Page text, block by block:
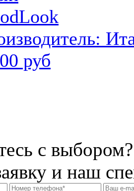
руб
с выбором?
и наш